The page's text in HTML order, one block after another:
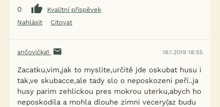
0
Kvalitní příspěvek
Nahlásit
Citovat
ančovička1 16.1.2019 18:55
Zacatku,vim,jak to myslite,určitě jde oskubat husu i
tak,ve skubacce,ale tady slo o neposkozeni peří..ja
husy parim zehlickou pres mokrou uterku,abych ho
neposkodila a mohla dlouhe zimni vecery(az budu